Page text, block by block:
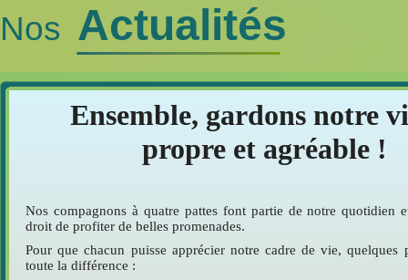
Ensemble, gardons notre
propre et agréable !
Nos compagnons à quatre pattes font partie de notre quotidien
droit de profiter de belles promenades.
Pour que chacun puisse apprécier notre cadre de vie, quelques
toute la différence :
Nos Actualités